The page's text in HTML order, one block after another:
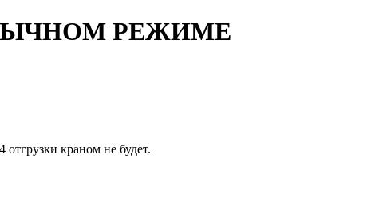
РЕЖИМЕ
краном не будет.